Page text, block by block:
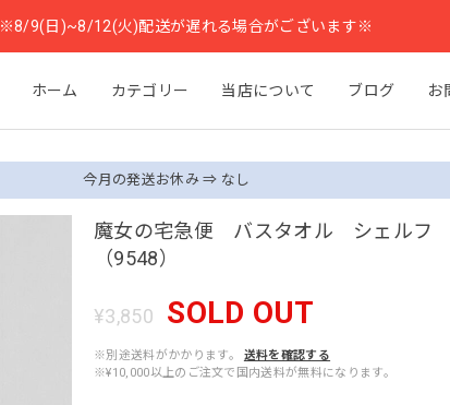
※8/9(日)~8/12(火)配送が遅れる場合がございます※
ホーム カテゴリー 当店について ブログ お
今月の発送お休み ⇒ なし
魔女の宅急便 バスタオル シェルフ
（9548）
¥3,850 SOLD OUT
※別途送料がかかります。
送料を確認する
※¥10,000以上のご注文で国内送料が無料になります。